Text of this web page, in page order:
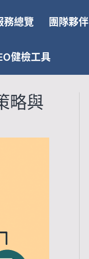
務總覽 團隊夥伴
健檢工具
略與